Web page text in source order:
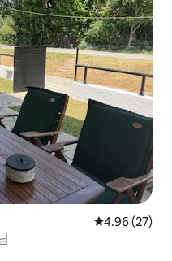
평점 4.96점(5
4.96 (27)